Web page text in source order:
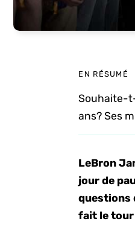
EN RÉSUMÉ
Souhaite-
ans? Ses
LeBron
jour de
questions
fait le tour